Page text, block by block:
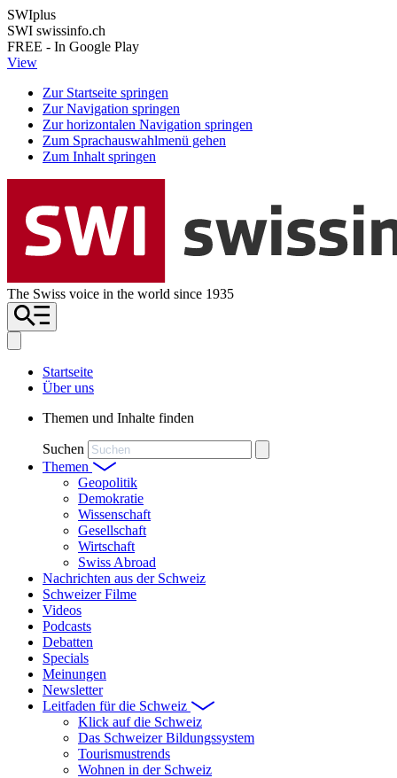
SWIplus
SWI swissinfo.ch
FREE - In Google Play
View
Zur Startseite springen
Zur Navigation springen
Zur horizontalen Navigation springen
Zum Sprachauswahlmenü gehen
Zum Inhalt springen
The Swiss voice in the world since 1935
Startseite
Über uns
Themen und Inhalte finden
Suchen
Themen
Geopolitik
Demokratie
Wissenschaft
Gesellschaft
Wirtschaft
Swiss Abroad
Nachrichten aus der Schweiz
Schweizer Filme
Videos
Podcasts
Debatten
Specials
Meinungen
Newsletter
Leitfaden für die Schweiz
Klick auf die Schweiz
Das Schweizer Bildungssystem
Tourismustrends
Wohnen in der Schweiz